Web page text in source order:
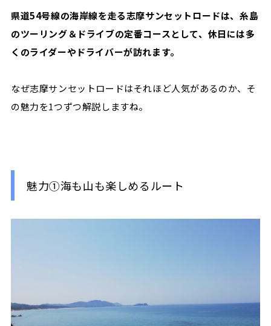
県道54号線の海岸線を走る志摩サンセットロードは、糸島
のツーリング＆ドライブの定番コースとして、休日には多
くのライダーやドライバーが訪れます。
なぜ志摩サンセットロードはそれほど人気があるのか、そ
の魅力を1つずつ解説しますね。
魅力①海も山も楽しめるルート